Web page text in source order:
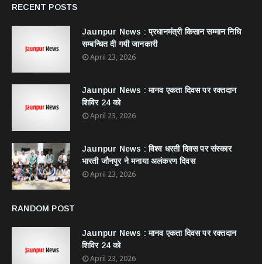
RECENT POSTS
Jaunpur News : ​प्रधानमंत्री किसान सम्मान निधि
सम्बन्धित दी गयी जानकारी
April 23, 2026
Jaunpur News : ​मानव एकता दिवस पर रक्तदान
शिविर 24 को
April 23, 2026
Jaunpur News : विश्व धरती दिवस पर संस्कार
भारती जौनपुर ने मनाया अलंकरण दिवस
April 23, 2026
RANDOM POST
Jaunpur News : ​मानव एकता दिवस पर रक्तदान
शिविर 24 को
April 23, 2026